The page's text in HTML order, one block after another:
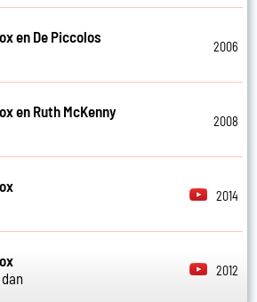
en De Piccolos
2006
en Ruth McKenny
2008
2014
2012